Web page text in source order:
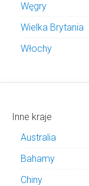
Węgry
Wielka Brytania
Włochy
Inne kraje
Australia
Bahamy
Chiny